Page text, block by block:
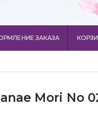
ЗАКАЗА
Mori No